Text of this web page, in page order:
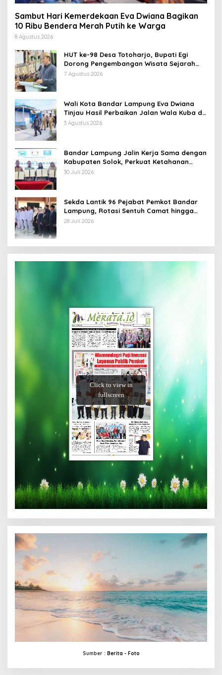
Sambut Hari Kemerdekaan Eva Dwiana Bagikan
10 Ribu Bendera Merah Putih ke Warga
8 Agustus 2026
HUT ke-98 Desa Totoharjo, Bupati Egi
Dorong Pengembangan Wisata Sejarah
dan Budaya
7 Agustus 2026
Wali Kota Bandar Lampung Eva Dwiana
Tinjau Hasil Perbaikan Jalan Wala Kuba di
Way Laga
3 Agustus 2026
Bandar Lampung Jalin Kerja Sama dengan
Kabupaten Solok, Perkuat Ketahanan
Pangan dan Kendalikan Inflasi
30 Juli 2026
Sekda Lantik 96 Pejabat Pemkot Bandar
Lampung, Rotasi Sentuh Camat hingga
Lurah
28 Juli 2026
Sumber : Berita - Foto